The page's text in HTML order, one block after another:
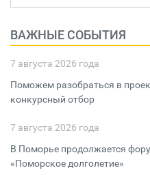
ВАЖНЫЕ СОБЫТИЯ
7 августа 2026 года
Поможем разобраться в
конкурсный отбор
7 августа 2026 года
В Поморье продолжается
«Поморское долголетие»